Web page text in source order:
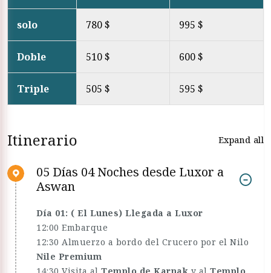
solo 780 $ 995 $
Doble 510 $ 600 $
Triple 505 $ 595 $
Itinerario Expand all
05 Días 04 Noches desde Luxor a
Aswan
Día 01: ( El Lunes) Llegada a Luxor
12:00 Embarque
12:30 Almuerzo a bordo del Crucero por el Nilo
Nile Premium